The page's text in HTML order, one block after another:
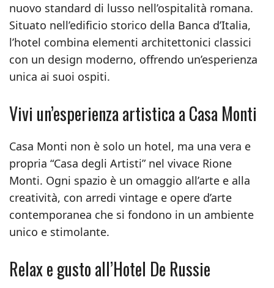
nuovo standard di lusso nell’ospitalità romana.
Situato nell’edificio storico della Banca d’Italia,
l’hotel combina elementi architettonici classici
con un design moderno, offrendo un’esperienza
unica ai suoi ospiti.
Vivi un’esperienza artistica a Casa Monti
Casa Monti non è solo un hotel, ma una vera e
propria “Casa degli Artisti” nel vivace Rione
Monti. Ogni spazio è un omaggio all’arte e alla
creatività, con arredi vintage e opere d’arte
contemporanea che si fondono in un ambiente
unico e stimolante.
Relax e gusto all’Hotel De Russie